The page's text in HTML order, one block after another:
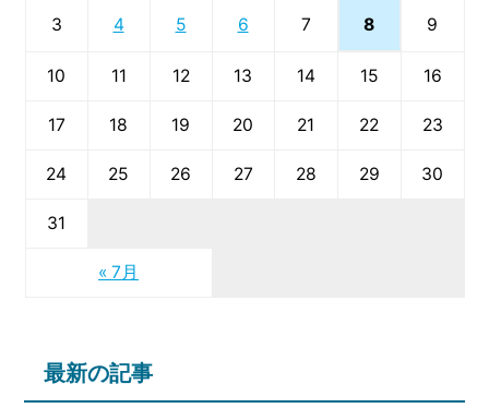
« 7月
3 4 5 6 7 8 9
10 11 12 13 14 15 16
17 18 19 20 21 22 23
24 25 26 27 28 29 30
31
最新の記事